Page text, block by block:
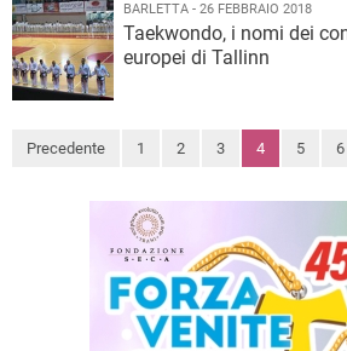
BARLETTA - 26 FEBBRAIO 2018
Taekwondo, i nomi dei
europei di Tallinn
Precedente 1 2 3 4 5 6